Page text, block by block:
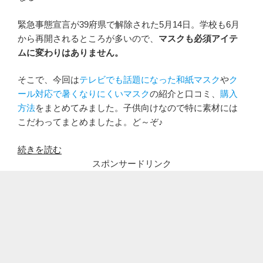
緊急事態宣言が39府県で解除された5月14日。学校も6月
から再開されるところが多いので、 マスクも必須アイテ
ムに変わりはありません。
そこで、今回はテレビでも話題になった和紙マスクやク
ール対応で暑くなりにくいマスクの紹介と口コミ、 購入
方法をまとめてみました。子供向けなので特に素材には
こだわってまとめましたよ。ど～ぞ♪
“子
続きを読む
スポンサードリンク